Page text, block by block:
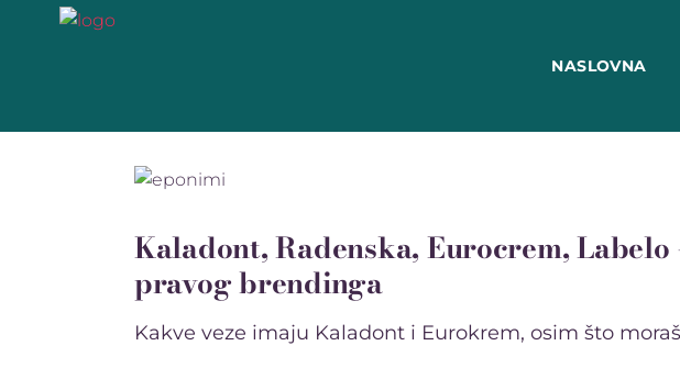
NASLOVNA
Kaladont, Radenska, Eurocrem,
pravog brendinga
Kakve veze imaju Kaladont i Eurokrem, osim što